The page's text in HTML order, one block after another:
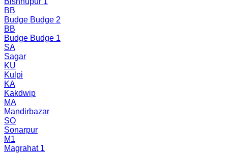
BB
Budge Budge 2
BB
Budge Budge 1
SA
Sagar
KU
Kulpi
KA
Kakdwip
MA
Mandirbazar
SO
Sonarpur
M1
Magrahat 1